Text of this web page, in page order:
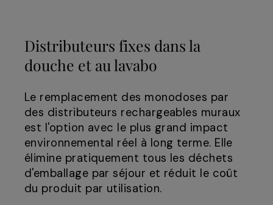
Distributeurs fixes dans la
douche et au lavabo
Le remplacement des monodoses par
des distributeurs rechargeables muraux
est l'option avec le plus grand impact
environnemental réel à long terme. Elle
élimine pratiquement tous les déchets
d'emballage par séjour et réduit le coût
du produit par utilisation.